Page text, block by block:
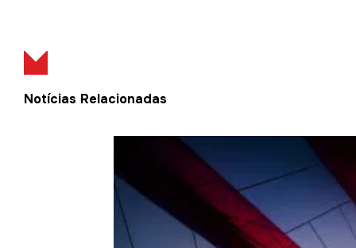
Notícias Relacionadas